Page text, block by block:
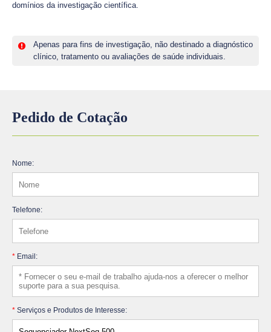
domínios da investigação científica.
Apenas para fins de investigação, não destinado a diagnóstico
clínico, tratamento ou avaliações de saúde individuais.
Pedido de Cotação
Nome:
Telefone:
* Email:
* Serviços e Produtos de Interesse: